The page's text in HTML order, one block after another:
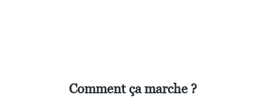
Comment ça marche ?